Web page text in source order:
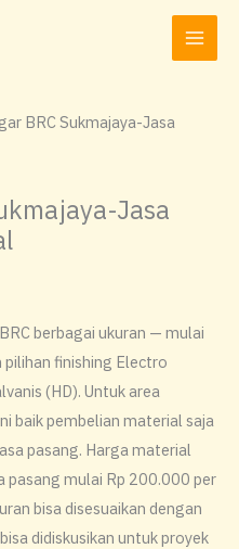
BRC Sukmajaya-Jasa
Jasa
berbagai ukuran — mulai
finishing Electro
(HD). Untuk area
baik pembelian material saja
pasang. Harga material
pasang mulai Rp 200.000 per
bisa disesuaikan dengan
didiskusikan untuk proyek